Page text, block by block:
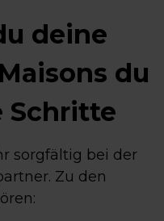
deine
du
Schritte
sorgfältig bei der
Zu den